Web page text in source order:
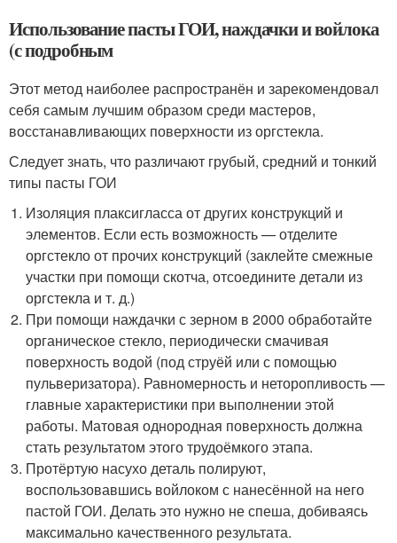
Использование пасты ГОИ, наждачки и войлока
(с подробным
Этот метод наиболее распространён и зарекомендовал
себя самым лучшим образом среди мастеров,
восстанавливающих поверхности из оргстекла.
Следует знать, что различают грубый, средний и тонкий
типы пасты ГОИ
Изоляция плаксигласса от других конструкций и
элементов. Если есть возможность — отделите
оргстекло от прочих конструкций (заклейте смежные
участки при помощи скотча, отсоедините детали из
оргстекла и т. д.)
При помощи наждачки с зерном в 2000 обработайте
органическое стекло, периодически смачивая
поверхность водой (под струёй или с помощью
пульверизатора). Равномерность и неторопливость —
главные характеристики при выполнении этой
работы. Матовая однородная поверхность должна
стать результатом этого трудоёмкого этапа.
Протёртую насухо деталь полируют,
воспользовавшись войлоком с нанесённой на него
пастой ГОИ. Делать это нужно не спеша, добиваясь
максимально качественного результата.